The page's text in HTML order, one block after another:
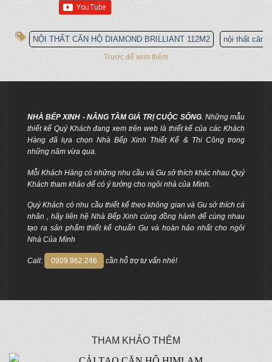
NỘI THẤT CĂN HỘ DIAMOND BRILLIANT 112M2 nội thất căn
Trược để xem thêm
NHÀ BẾP XINH - NÂNG TẦM GIÁ TRỊ CUỘC SỐNG. Những mẫu
thiết kế Quý Khách đang xem trên web là thiết kế của các Khách
Hàng đã lựa chọn Nhà Bếp Xinh Thiết Kế & Thi Công trong
những năm vừa qua.
Mỗi Khách Hàng có những nhu cầu và Gu sở thích khác nhau Quý
Khách tham khảo để có ý tưởng cho ngôi nhà của Mình.
Quý Khách có nhu cầu thiết kế theo không gian và Gu sở thích cá
nhân , hãy liên hệ Nhà Bếp Xinh cùng đồng hành để cùng nhau
tạo ra sản phẩm thiết kế chuẩn Gu và hoàn hảo nhất cho ngôi
Nhà Của Mình
Call: 0909.962.246 cần hỗ trợ tư vấn nhé!
THAM KHẢO THÊM